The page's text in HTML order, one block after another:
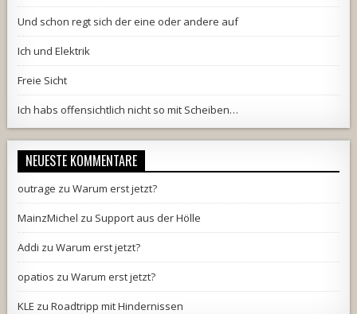
Und schon regt sich der eine oder andere auf
Ich und Elektrik
Freie Sicht
Ich habs offensichtlich nicht so mit Scheiben…
NEUESTE KOMMENTARE
outrage zuWarum erst jetzt?
MainzMichel zu Support aus der Hölle
Addi zuWarum erst jetzt?
opatios zuWarum erst jetzt?
KLE zuRoadtripp mit Hindernissen